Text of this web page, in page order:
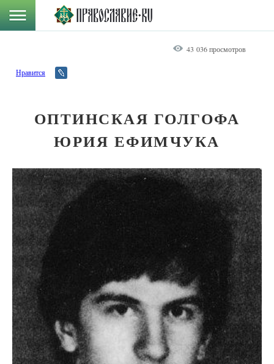
43 036 просмотров
Нравится
ОПТИНСКАЯ ГОЛГОФА
ЮРИЯ ЕФИМЧУКА